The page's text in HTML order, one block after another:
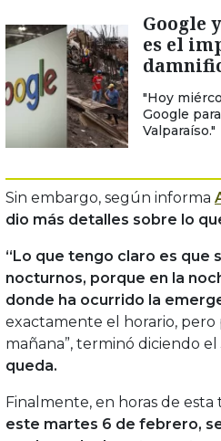
Google
es el
"Hoy
Google
Valparaíso."
Sin embargo, según informa
dio más detalles sobre lo
“Lo que tengo claro es que
nocturnos, porque en la
donde ha ocurrido la
exactamente el horario, pero
mañana”, terminó diciendo
queda.
Finalmente, en horas de
este martes 6 de febrero,